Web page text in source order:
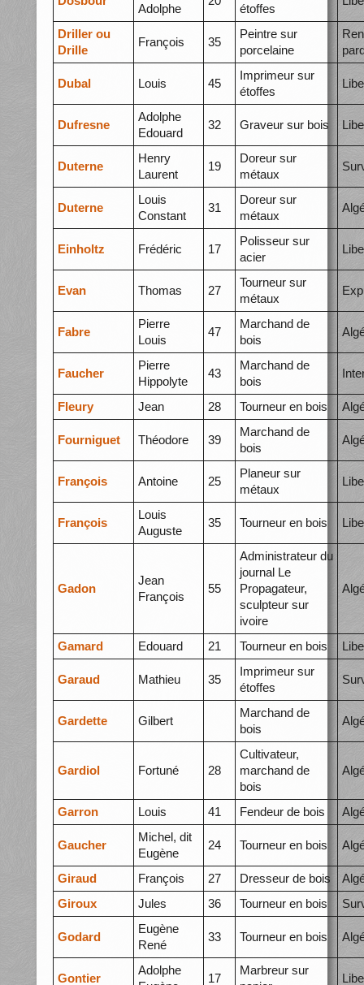
Adolphe étoffes
Driller ou
Drille
François 35
Peintre sur
porcelaine
Dubal Louis 45
Imprimeur sur
étoffes
Dufresne
Adolphe
Edouard
32 Graveur sur bois
Duterne
Henry
Laurent
19
Doreur sur
métaux
Duterne
Louis
Constant
31
Doreur sur
métaux
Einholtz Frédéric 17
Polisseur sur
acier
Evan Thomas 27
Tourneur sur
métaux
Fabre
Pierre
Louis
47
Marchand de
bois
Faucher
Pierre
Hippolyte
43
Marchand de
bois
Fleury Jean 28 Tourneur en bois
Fourniguet Théodore 39
Marchand de
bois
François Antoine 25
Planeur sur
métaux
François
Louis
Auguste
35 Tourneur en bois
Gadon
Jean
François
55
Administrateur du
journal Le
Propagateur,
sculpteur sur
ivoire
Gamard Edouard 21 Tourneur en bois
Garaud Mathieu 35
Imprimeur sur
étoffes
Gardette Gilbert
Marchand de
bois
Gardiol Fortuné 28
Cultivateur,
marchand de
bois
Garron Louis 41 Fendeur de bois
Gaucher
Michel, dit
Eugène
24 Tourneur en bois
Giraud François 27 Dresseur de bois
Giroux
Jules 36 Tourneur en bois
Godard
Eugène
René
33 Tourneur en bois
Gontier
Adolphe
17
Marbreur sur